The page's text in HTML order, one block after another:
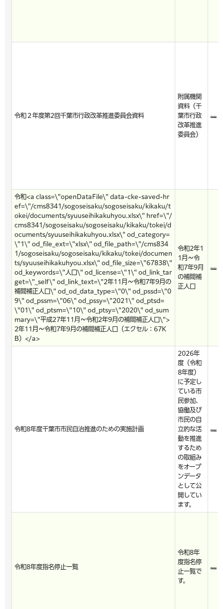
令和２年度第2回千葉市行政改革推進委員会資料
附属機関
資料（千
葉市行政
改革推進
委員会）
令和<a class=\"openDataFile\" data-cke-saved-hr
ef=\"/cms8341/sogoseisaku/sogoseisaku/kikaku/t
okei/documents/syuuseihikakuhyou.xlsx\" href=\"/
cms8341/sogoseisaku/sogoseisaku/kikaku/tokei/d
ocuments/syuuseihikakuhyou.xlsx\" od_category=
\"1\" od_file_ext=\"xlsx\" od_file_path=\"/cms834
1/sogoseisaku/sogoseisaku/kikaku/tokei/documen
ts/syuuseihikakuhyou.xlsx\" od_file_size=\"67838\"
od_keywords=\"人口\" od_license=\"1\" od_link_tar
get=\"_self\" od_link_text=\"2年11月～令和7年9月の
補間補正人口\" od_od_data_type=\"0\" od_pssd=\"0
9\" od_pssm=\"06\" od_pssy=\"2021\" od_ptsd=
\"01\" od_ptsm=\"10\" od_ptsy=\"2020\" od_sum
mary=\"平成27年11月～令和2年9月の補間補正人口\">
2年11月～令和7年9月の補間補正人口（エクセル：67K
B）</a>
令和2年1
1月～令
和7年9月
の補間補
正人口
令和8年度千葉市市民自治推進のための実施計画
2026年
度（令和
8年度）
に予定し
ている市
民参加、
協働及び
市民の自
立的な活
動を推進
するため
の取組み
をオープ
ンデータ
として公
開してい
ます。
令和8年度指名停止一覧
令和8年
度指名停
止一覧で
す。